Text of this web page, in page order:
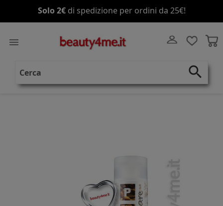
Solo 2€di spedizione per ordini da 25€!

search